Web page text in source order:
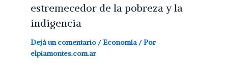
estremecedor de la pobreza y la
indigencia
Dejá un comentario / Economía / Por
elpiamontes.com.ar